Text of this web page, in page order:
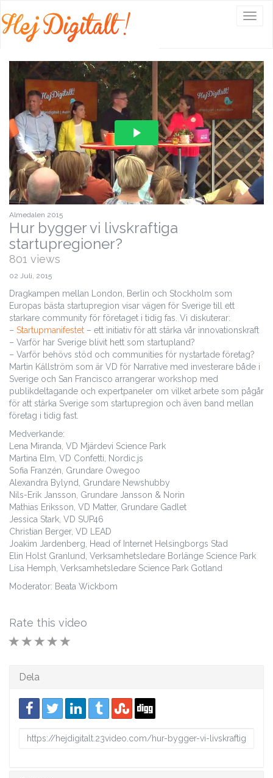
Välj
Almedalen 2015
Hur bygger vi livskraftiga
startupregioner?
801 views
02 Juli, 2015
Dragkampen mellan London, Berlin och Stockholm som
Europas bästa startupregion visar vägen för Sverige till ett
starkare community för företaget i tidig fas. Vi diskuterar:
– Startupmanifestet – ett initiativ för att stärka vår innovationskraft
– Varför har Sverige blivit hett som startupland?
– Varför behövs stöd och communities för nystartade företag?
Martin Källström som är VD för Narrative med investerare både i
Sverige och San Francisco arrangerar workshop med
publikdeltagande och expertpaneler om vilket arbete som pågår
för att stärka Sverige som startupregion och även band mellan
företag i tidig fast.
Medverkande:
Lena Miranda, VD Mjärdevi Science Park
Martina Elm, VD Confetti, Nordic.js
Sofia Franzén, Grundare Owegoo
Alexandra Bylynd, Grundare Newshubby
Nils-Erik Jansson, Grundare Jansson & Norin
Mathias Eriksson, VD Matter, Grundare Gadlet
Jessica Stark, VD SUP46
Christian Berger, VD LEAD
Joakim Jardenberg, Head of Internet Helsingborgs Stad
Elin Holst Granlund, Verksamhetsledare Borlänge Science Park
Lisa Hemph, Verksamhetsledare Science Park Gotland
Moderator: Beata Wickbom
Rate this video
Dela
URL